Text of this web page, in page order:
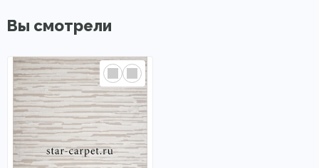
Вы смотрели